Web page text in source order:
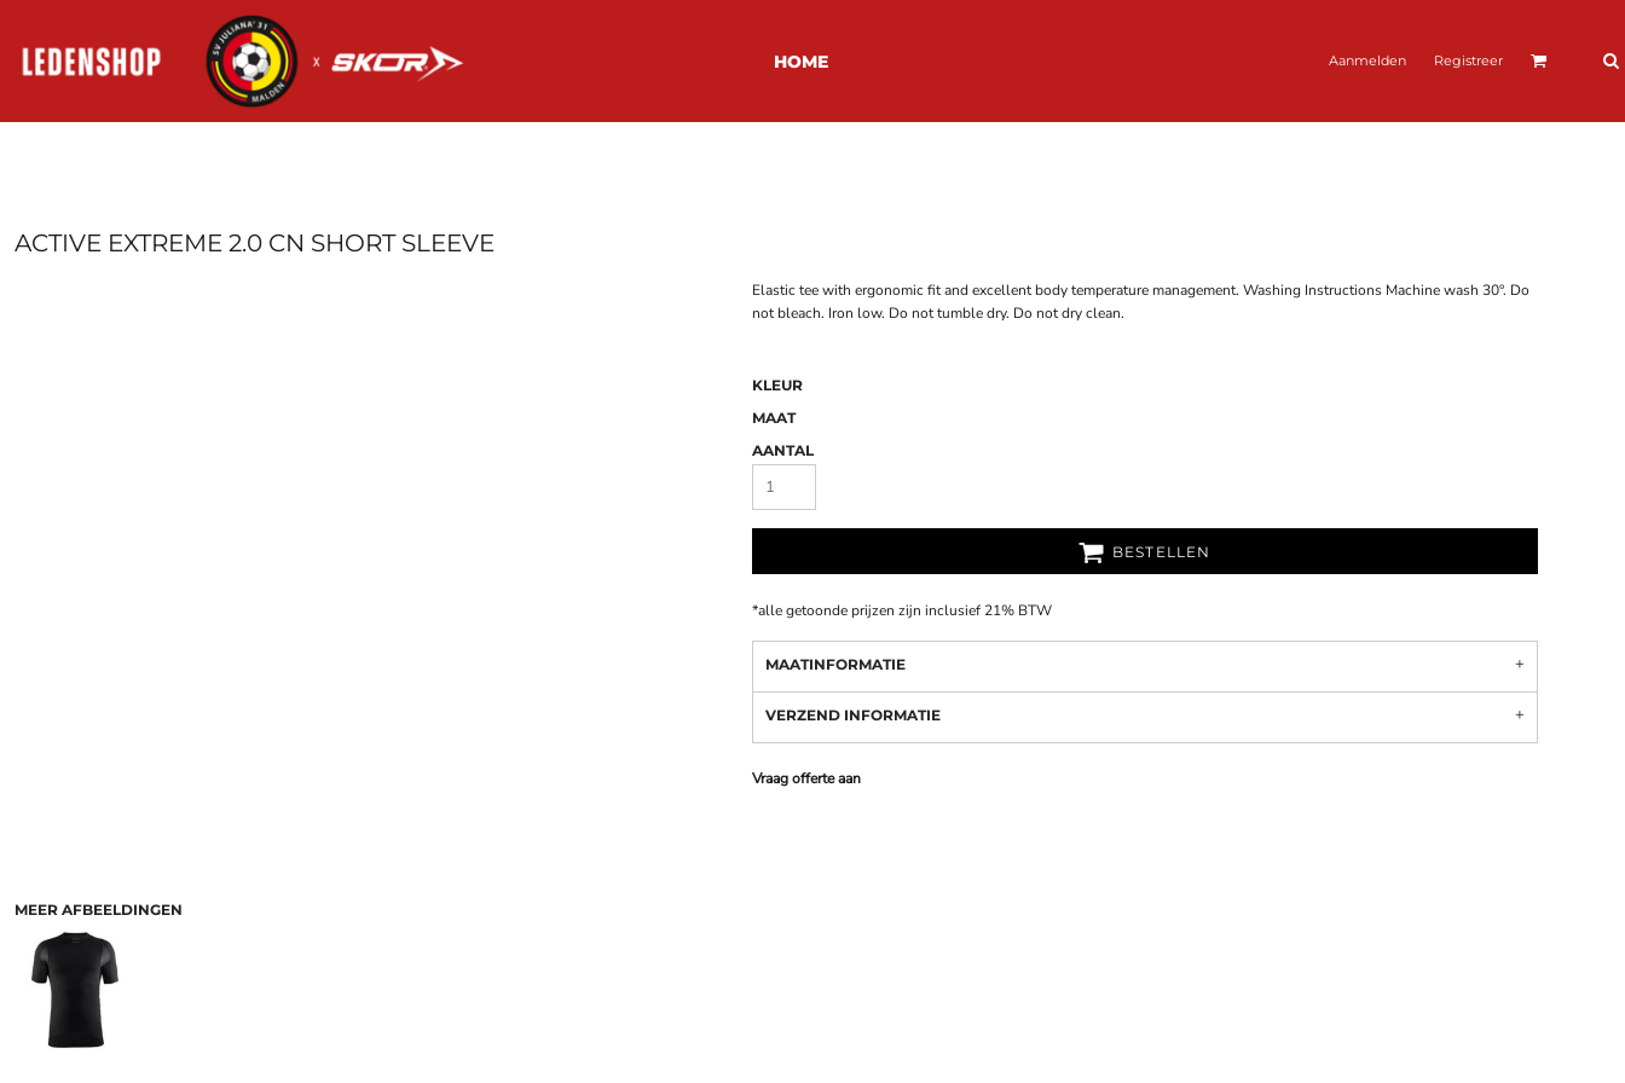
HOME Aanmelden Registreer
ACTIVE EXTREME 2.0 CN SHORT SLEEVE
MEER AFBEELDINGEN
Elastic tee with ergonomic fit and excellent body temperature management. Washing Instructions Machine wash 30°. Do
not bleach. Iron low. Do not tumble dry. Do not dry clean.
KLEUR
MAAT
AANTAL
BESTELLEN
*alle getoonde prijzen zijn inclusief 21% BTW
MAATINFORMATIE
VERZEND INFORMATIE
Vraag offerte aan
REGISTREER